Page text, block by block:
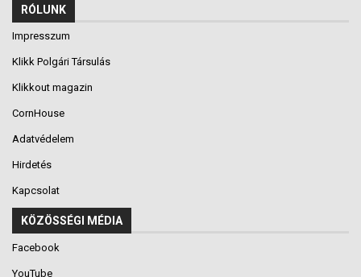
RÓLUNK
Impresszum
Klikk Polgári Társulás
Klikkout magazin
CornHouse
Adatvédelem
Hirdetés
Kapcsolat
KÖZÖSSÉGI MÉDIA
Facebook
YouTube